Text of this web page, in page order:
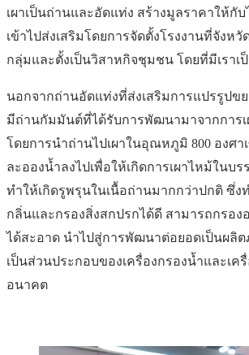
เผาเป็นถ่านและอัดแท่ง สร้างมูลราคาให้กั
เข้าไปส่งเสริมโดยการจัดตั้งโรงงานที่จังห
กลุ่มและตั้งเป็นวิสาหกิจชุมชน โดยที่มีเราเ
นอกจากถ่านอัดแท่งที่ส่งเสริมการแปรรูปขย
มีถ่านกัมมันต์ที่ได้รับการพัฒนามาจากการเ
โดยการนำถ่านไปเผาในอุณหภูมิ 800 องศา
ละอองน้ำลงไปเพื่อให้เกิดการเผาไหม้ในบ
ทำให้เกิดรูพรุนในเนื้อถ่านมากกว่าปกติ ซึ่ง
กลิ่นและกรองสิ่งสกปรกได้ดี สามารถกรอง
ได้สะอาด นำไปสู่การพัฒนาต่อยอดเป็นผ
เป็นส่วนประกอบของเครื่องกรองน้ำและเค
อนาคต